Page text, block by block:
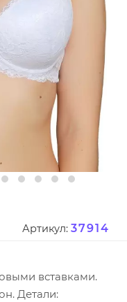
Артикул: 37914
вставками.
Детали: